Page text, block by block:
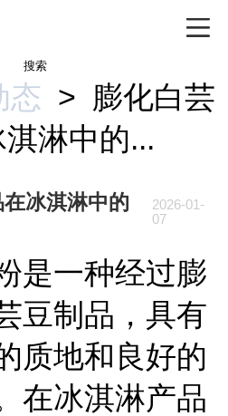
搜索
态 > 膨化白芸
淋中的...
冰淇淋中的
2026-01-
07
是一种经过膨
豆制品，具有
质地和良好的
在冰淇淋产品